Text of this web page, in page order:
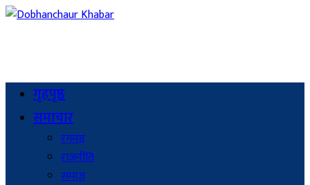
गृहपृष्ठ
समाचार
रंगमञ्च
राजनीति
समाज